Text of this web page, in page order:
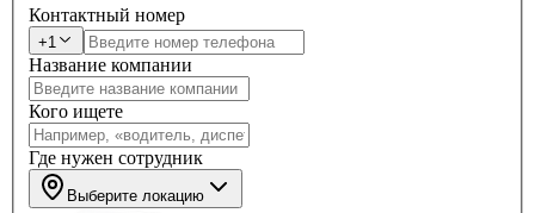
Контактный номер
+1
Название компании
Кого ищете
Где нужен сотрудник
Выберите локацию